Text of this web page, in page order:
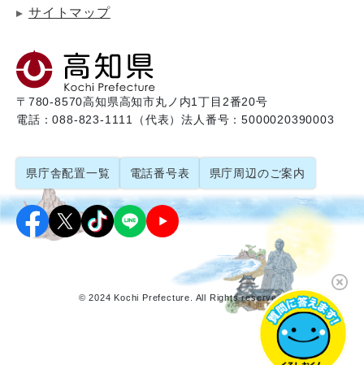
サイトマップ
〒780-8570高知県高知市丸ノ内1丁目2番20号
電話：088-823-1111（代表）法人番号：5000020390003
県庁舎配置一覧 電話番号表 県庁周辺のご案内
© 2024 Kochi Prefecture. All Rights reserved.